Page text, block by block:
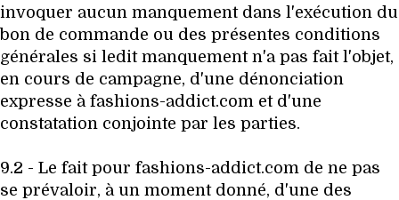
invoquer aucun manquement dans l'exécution du
bon de commande ou des présentes conditions
générales si ledit manquement n'a pas fait l'objet,
en cours de campagne, d'une dénonciation
expresse à fashions-addict.com et d'une
constatation conjointe par les parties.
9.2 - Le fait pour fashions-addict.com de ne pas
se prévaloir, à un moment donné, d'une des